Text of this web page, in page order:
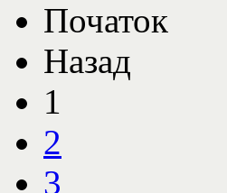
Початок
Назад
1
2
3